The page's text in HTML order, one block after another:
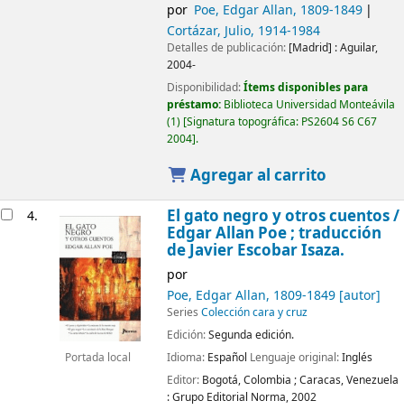
por Poe, Edgar Allan, 1809-1849
Cortázar, Julio, 1914-1984
Detalles de publicación: [Madrid] :Aguilar,
2004-
Disponibilidad:Ítems disponibles para
préstamo: Biblioteca Universidad Monteávila
(1) Signatura topográfica: PS2604 S6 C67
2004 .
Agregar al carrito
4.
Portada local
El gato negro y otros cuentos/
Edgar Allan Poe ; traducción
de Javier Escobar Isaza.
por
Poe, Edgar Allan, 1809-1849[autor]
Series Colección cara y cruz
Edición:Segunda edición.
Idioma: Español Lenguaje original:Inglés
Editor: Bogotá, Colombia ;Caracas, Venezuela
:Grupo Editorial Norma,2002